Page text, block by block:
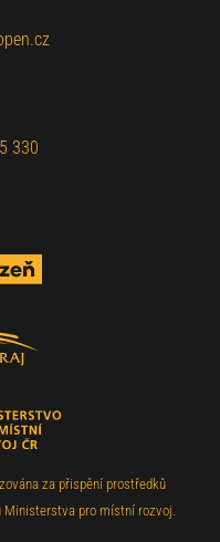
330
za přispění prostředků
pro místní rozvoj.